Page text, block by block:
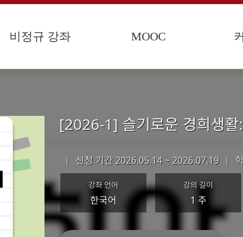
비정규 강좌 MOOC
[2026-1] 슬기로운 경희생활
| 신청 기간 2026.05.14 ~ 2026.07.19 |
강좌 언어
한국어
강의 길이
1 주